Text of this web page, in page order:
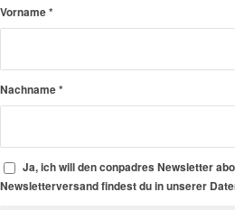
Vorname*
Nachname*
Ja, ich will den conpadres Newsletter
Newsletterversand findest du in unserer